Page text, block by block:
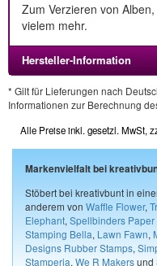
Zum Verzieren von
vielem mehr.
Hersteller-Information
* Gilt für Lieferungen nach
Informationen zur Berechnung
Alle Preise inkl. gesetzl. MwSt,
Markenvielfalt bei
Stöbert bei kreativbunt in
anderem von Waffle Flower,
Elephant, Spellbinders Paper
Stamping Bella, Lawn Fawn,
Designs Rubber Stamps,
Stamperia, We R Makersund